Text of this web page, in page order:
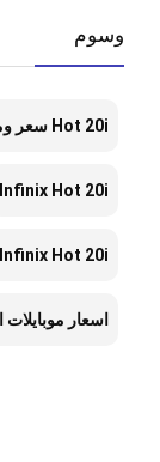
وسوم
Hot 20i سعر ومواصفات
Infinix Hot 20i
Infinix Hot 20i مواصفات
اسعار